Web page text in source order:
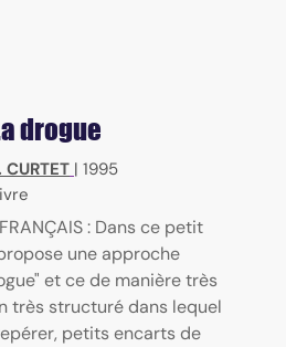
drogue
CURTET | 1995
FRANÇAIS : Dans ce petit
une approche
et ce de manière très
très structuré dans lequel
petits encarts de